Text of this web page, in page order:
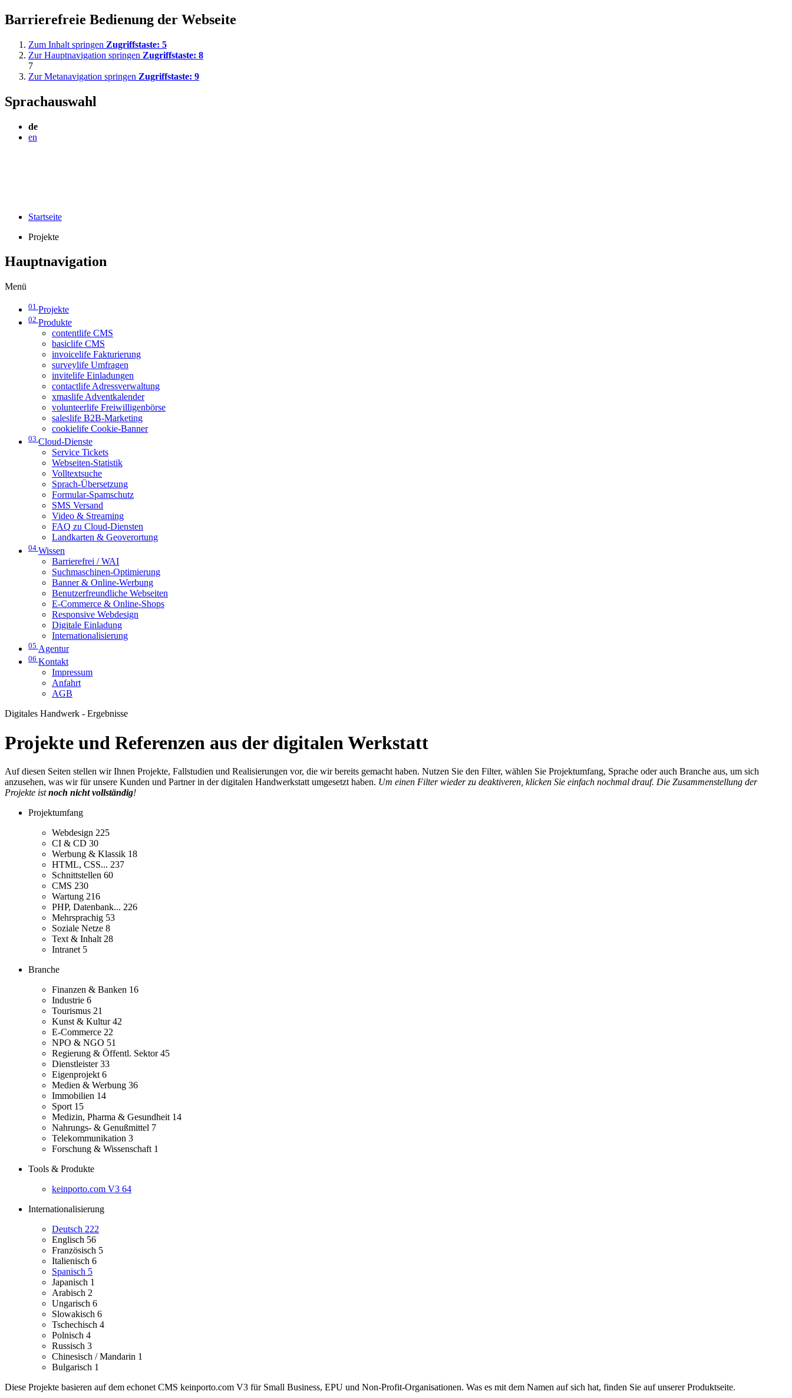
Barrierefreie Bedienung der Webseite
Zum Inhalt springen Zugriffstaste: 5
Zur Hauptnavigation springen Zugriffstaste: 8
7
Zur Metanavigation springen Zugriffstaste: 9
Sprachauswahl
de
en
Startseite
Projekte
Hauptnavigation
Menü
01 Projekte
02 Produkte
contentlife CMS
basiclife CMS
invoicelife Fakturierung
surveylife Umfragen
invitelife Einladungen
contactlife Adressverwaltung
xmaslife Adventkalender
volunteerlife Freiwilligenbörse
saleslife B2B-Marketing
cookielife Cookie-Banner
03 Cloud-Dienste
Service Tickets
Webseiten-Statistik
Volltextsuche
Sprach-Übersetzung
Formular-Spamschutz
SMS Versand
Video & Streaming
FAQ zu Cloud-Diensten
Landkarten & Geoverortung
04 Wissen
Barrierefrei / WAI
Suchmaschinen-Optimierung
Banner & Online-Werbung
Benutzerfreundliche Webseiten
E-Commerce & Online-Shops
Responsive Webdesign
Digitale Einladung
Internationalisierung
05 Agentur
06 Kontakt
Impressum
Anfahrt
AGB
Digitales Handwerk - Ergebnisse
Projekte und Referenzen aus der digitalen Werkstatt
Auf diesen Seiten stellen wir Ihnen Projekte, Fallstudien und Realisierungen vor, die wir bereits gemacht haben. Nutzen Sie den Filter, wählen Sie Projektumfang, Sprache oder auch Branche aus, um sich
anzusehen, was wir für unsere Kunden und Partner in der digitalen Handwerkstatt umgesetzt haben. Um einen Filter wieder zu deaktiveren, klicken Sie einfach nochmal drauf. Die Zusammenstellung der
Projekte istnoch nicht vollständig!
Projektumfang
Webdesign 225
CI & CD 30
Werbung & Klassik 18
HTML, CSS... 237
Schnittstellen 60
CMS 230
Wartung 216
PHP, Datenbank... 226
Mehrsprachig 53
Soziale Netze 8
Text & Inhalt 28
Intranet 5
Branche
Finanzen & Banken 16
Industrie 6
Tourismus 21
Kunst & Kultur42
E-Commerce 22
NPO & NGO 51
Regierung & Öffentl. Sektor45
Dienstleister33
Eigenprojekt 6
Medien & Werbung 36
Immobilien 14
Sport 15
Medizin, Pharma & Gesundheit 14
Nahrungs- & Genußmittel 7
Telekommunikation 3
Forschung & Wissenschaft 1
Tools & Produkte
keinporto.com V3 64
Internationalisierung
Deutsch 222
Englisch 56
Französisch 5
Italienisch 6
Spanisch 5
Japanisch 1
Arabisch 2
Ungarisch 6
Slowakisch 6
Tschechisch 4
Polnisch 4
Russisch 3
Chinesisch / Mandarin 1
Bulgarisch 1
Diese Projekte basieren auf dem echonet CMS keinporto.com V3 für Small Business, EPU und Non-Profit-Organisationen. Was es mit dem Namen auf sich hat, finden Sie auf unserer Produktseite.